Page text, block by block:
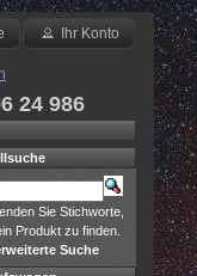
Ihr Konto
24 986
Sie Stichworte,
Produkt zu finden.
Suche